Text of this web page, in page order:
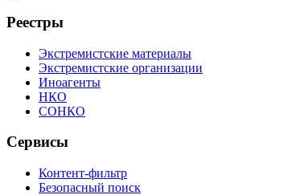
Реестры
Экстремистские материалы
Экстремистские организации
Иноагенты
НКО
СОНКО
Сервисы
Контент-фильтр
Безопасный поиск